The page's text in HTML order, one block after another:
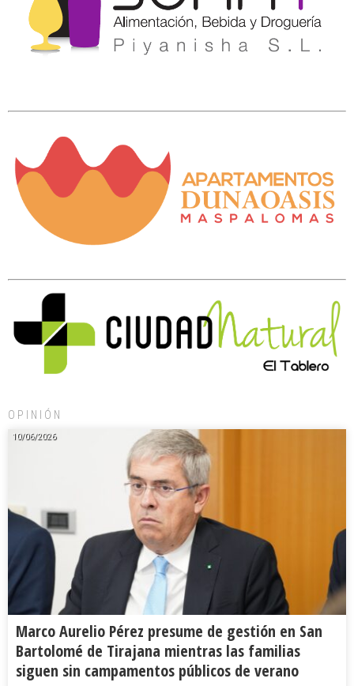
OPINIÓN
10/06/2026
Marco Aurelio Pérez presume de gestión en San
Bartolomé de Tirajana mientras las familias
siguen sin campamentos públicos de verano